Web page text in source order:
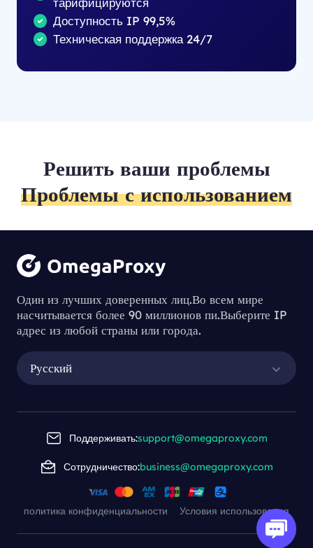
Доступность IP 99,5%
Техническая поддержка 24/7
Решить ваши проблемы
Проблемы с использованием
Один из лучших доверенных лиц.Во всем мире
насчитывается более 90 миллионов пи.Выберите IP
адрес из любой страны или города.
Русский
Поддерживать:support@omegaproxy.com
Сотрудничество:business@omegaproxy.com
политика конфиденциальности Условия использования